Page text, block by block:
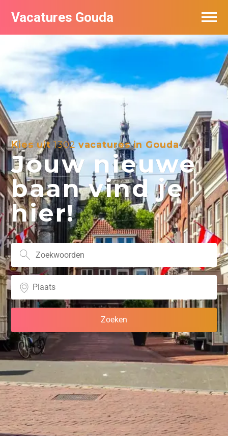
Vacatures Gouda
Kies uit1302vacatures in Gouda
Jouw nieuwe
baan vind je
hier!
Vacatures per bedrijf in Gouda
De populairste vacatures in Gouda